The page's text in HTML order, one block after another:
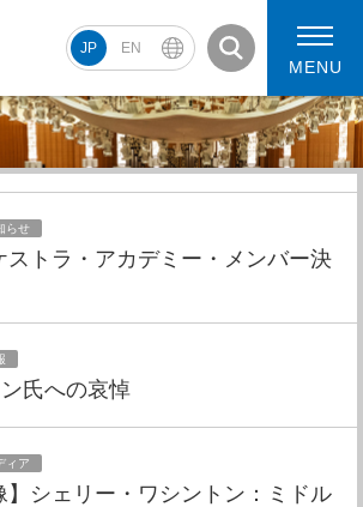
JP EN
ケジュール
PMF2026 アーティスト
MENU
らせ
ストラ・アカデミー・メンバー決
氏への哀悼
ィア
】シェリー・ワシントン：ミドル